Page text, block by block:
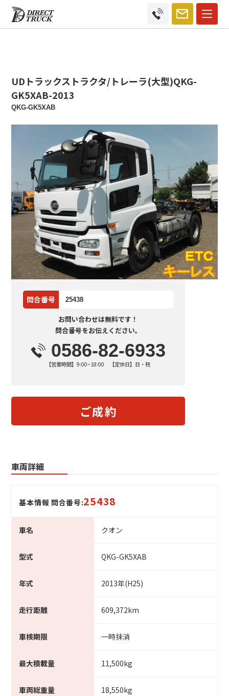
UDトラックストラクタ/トレーラ(大型)QKG-
GK5XAB-2013
QKG-GK5XAB
問合番号 25438
お問い合わせは無料です！
問合番号をお伝えください。
0586-82-6933
【営業時間】9:00~18:00 【定休日】日・祝
ご成約
車両詳細
基本情報 問合番号:25438
車名 クオン
型式 QKG-GK5XAB
年式 2013年(H25)
走行距離 609,372km
車検期限 一時抹消
最大積載量 11,500kg
車両総重量 18,550kg